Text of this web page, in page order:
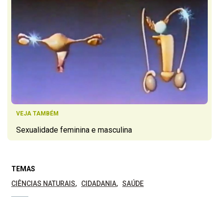
VEJA TAMBÉM
Sexualidade feminina e masculina
TEMAS
CIÊNCIAS NATURAIS
CIDADANIA SAÚDE